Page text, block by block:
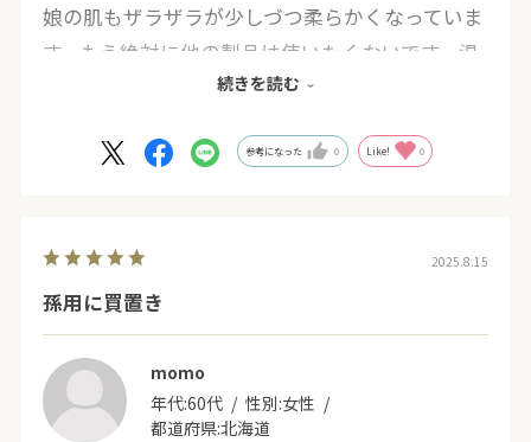
娘の肌もザラザラが少しづつ柔らかくなっていま
す。もう絶対に他の製品は使いたくないです。温
泉へも持参してます。
いつもサラヤさんありがとう💓
続きを読む
参考になった 0 Like! 0
2025.8.15
孫用に買置き
momo
年代:60代 性別:女性
都道府県:北海道